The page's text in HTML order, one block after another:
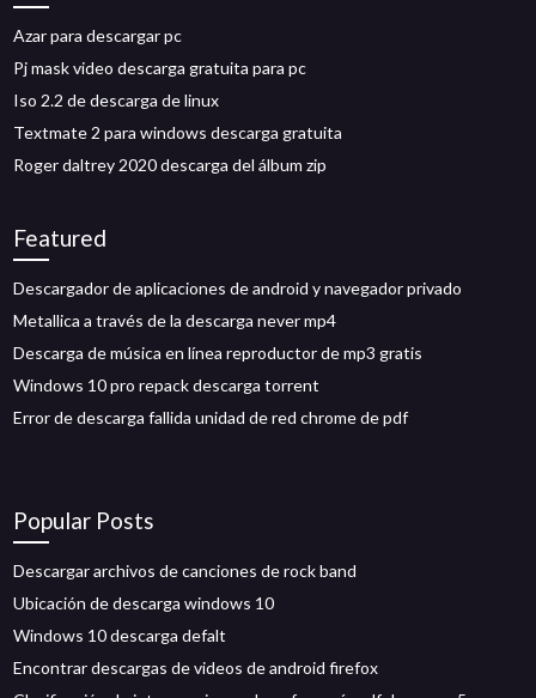
Azar para descargar pc
Pj mask video descarga gratuita para pc
Iso 2.2 de descarga de linux
Textmate 2 para windows descarga gratuita
Roger daltrey 2020 descarga del álbum zip
Featured
Descargador de aplicaciones de android y navegador privado
Metallica a través de la descarga never mp4
Descarga de música en línea reproductor de mp3 gratis
Windows 10 pro repack descarga torrent
Error de descarga fallida unidad de red chrome de pdf
Popular Posts
Descargar archivos de canciones de rock band
Ubicación de descarga windows 10
Windows 10 descarga defalt
Encontrar descargas de videos de android firefox